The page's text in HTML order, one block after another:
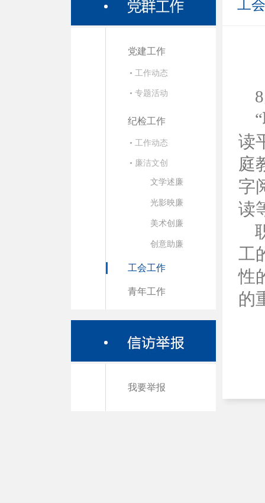
党建工作
• 工作动态
• 专题活动
纪检工作
• 工作动态
• 廉洁文创
文学述廉
光影映廉
美术创廉
创意助廉
工会工作
青年工作
我要举报
工
读
庭
字
读
工
性
的